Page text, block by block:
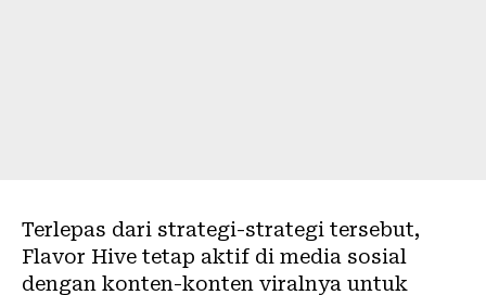
Terlepas dari strategi-strategi tersebut,
Flavor Hive tetap aktif di media sosial
dengan konten-konten viralnya untuk